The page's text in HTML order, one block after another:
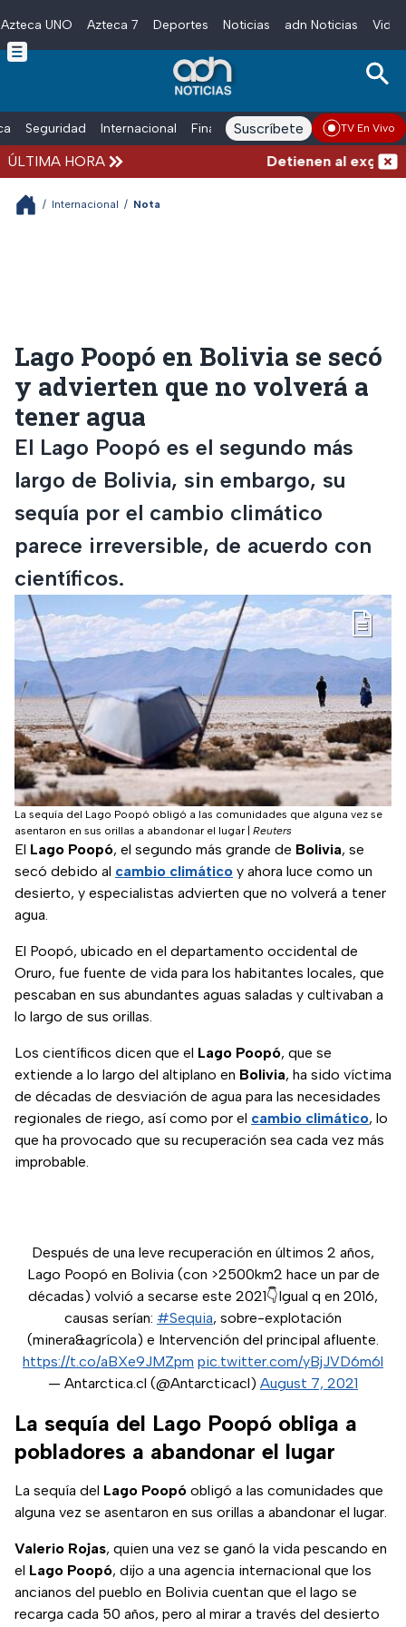
Skip to main content
Azteca UNO Azteca 7 Deportes Noticias adn Noticias
Seguridad Internacional Finanzas adn Noticias Radio
Suscríbete TV En Vivo
ÚLTIMA HORA Detienen al
/ Internacional / Nota
Lago Poopó en Bolivia se secó
y advierten que no volverá a
tener agua
El Lago Poopó es el segundo más
largo de Bolivia, sin embargo, su
sequía por el cambio climático
parece irreversible, de acuerdo con
científicos.
La sequía del Lago Poopó obligó a las comunidades que alguna vez se
asentaron en sus orillas a abandonar el lugar| Reuters
El Lago Poopó, el segundo más grande de Bolivia, se
secó debido al cambio climático y ahora luce como un
desierto, y especialistas advierten que no volverá a tener
agua.
El Poopó, ubicado en el departamento occidental de
Oruro, fue fuente de vida para los habitantes locales, que
pescaban en sus abundantes aguas saladas y cultivaban a
lo largo de sus orillas.
Los científicos dicen que el Lago Poopó, que se
extiende a lo largo del altiplano en Bolivia, ha sido víctima
de décadas de desviación de agua para las necesidades
regionales de riego, así como por el cambio climático, lo
que ha provocado que su recuperación sea cada vez más
improbable.
Después de una leve recuperación en últimos 2 años,
Lago Poopó en Bolivia (con >2500km2 hace un par de
décadas) volvió a secarse este 2021👇Igual q en 2016,
causas serían: #Sequia, sobre-explotación
(minera&agrícola) e Intervención del principal afluente.
https://t.co/aBXe9JMZpm pic.twitter.com/yBjJVD6m6l
— Antarctica.cl (@Antarcticacl) August 7, 2021
La sequía del Lago Poopó obliga a
pobladores a abandonar el lugar
La sequía del Lago Poopó obligó a las comunidades que
alguna vez se asentaron en sus orillas a abandonar el lugar.
Valerio Rojas, quien una vez se ganó la vida pescando en
el Lago Poopó, dijo a una agencia internacional que los
ancianos del pueblo en Bolivia cuentan que el lago se
recarga cada 50 años, pero al mirar a través del desierto